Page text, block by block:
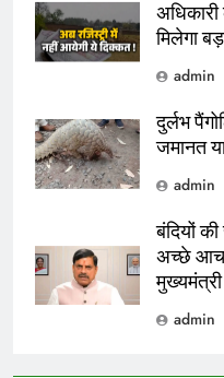
मिलेगा
admin
दुर्लभ
जमानत
admin
बंदियों
अच्छे
admin